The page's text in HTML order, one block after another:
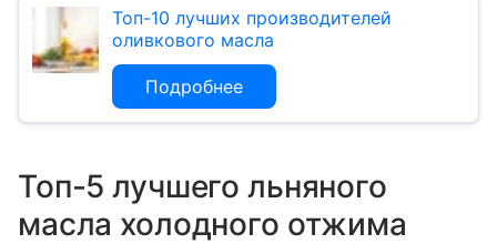
Топ-10 лучших производителей
оливкового масла
Подробнее
Топ-5 лучшего льняного
масла холодного отжима